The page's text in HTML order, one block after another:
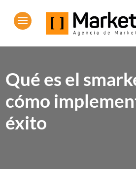
Qué es el
cómo
éxito